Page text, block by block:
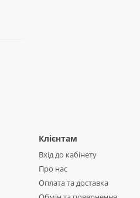
Клієнтам
Вхід до кабінету
Про нас
Оплата та доставка